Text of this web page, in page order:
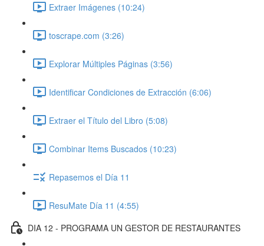
Extraer Imágenes (10:24)
toscrape.com (3:26)
Explorar Múltiples Páginas (3:56)
Identificar Condiciones de Extracción (6:06)
Extraer el Título del Libro (5:08)
Combinar Items Buscados (10:23)
Repasemos el Día 11
ResuMate Día 11 (4:55)
DIA 12 - PROGRAMA UN GESTOR DE RESTAURANTES